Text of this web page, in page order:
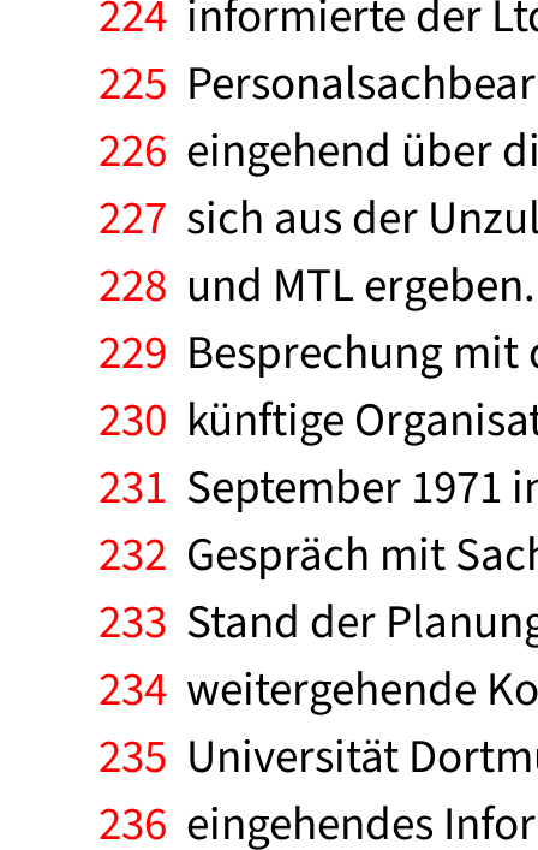
224 informierte der
225
226 eingehend über
227 sich aus der
228 und MTL
229 Besprechung
230 künftige
231 September 1971
232 Gespräch mit
233 Stand der
234 weitergehende
235 Universität
236 eingehendes